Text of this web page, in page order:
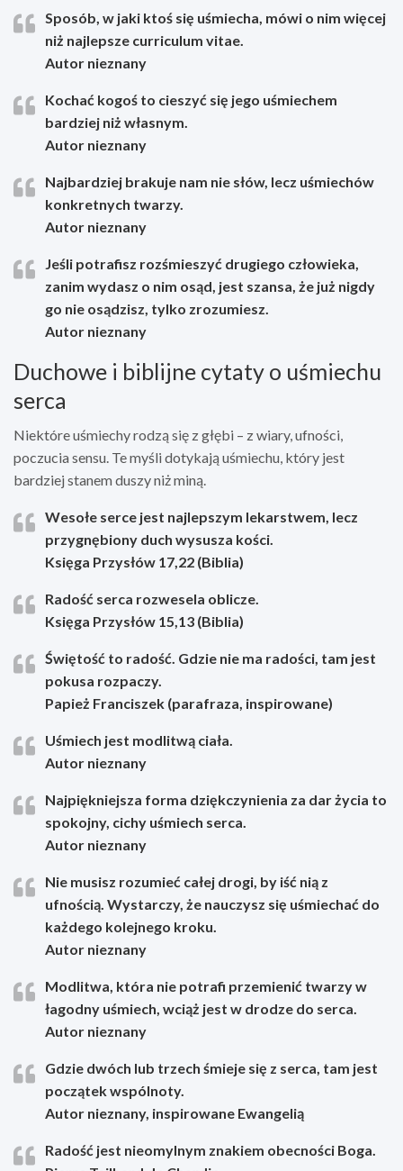
Sposób, w jaki ktoś się uśmiecha, mówi o nim więcej
niż najlepsze curriculum vitae.
Autor nieznany
Kochać kogoś to cieszyć się jego uśmiechem
bardziej niż własnym.
Autor nieznany
Najbardziej brakuje nam nie słów, lecz uśmiechów
konkretnych twarzy.
Autor nieznany
Jeśli potrafisz rozśmieszyć drugiego człowieka,
zanim wydasz o nim osąd, jest szansa, że już nigdy
go nie osądzisz, tylko zrozumiesz.
Autor nieznany
Duchowe i biblijne cytaty o uśmiechu
serca
Niektóre uśmiechy rodzą się z głębi – z wiary, ufności,
poczucia sensu. Te myśli dotykają uśmiechu, który jest
bardziej stanem duszy niż miną.
Wesołe serce jest najlepszym lekarstwem, lecz
przygnębiony duch wysusza kości.
Księga Przysłów 17,22 (Biblia)
Radość serca rozwesela oblicze.
Księga Przysłów 15,13 (Biblia)
Świętość to radość. Gdzie nie ma radości, tam jest
pokusa rozpaczy.
Papież Franciszek (parafraza, inspirowane)
Uśmiech jest modlitwą ciała.
Autor nieznany
Najpiękniejsza forma dziękczynienia za dar życia to
spokojny, cichy uśmiech serca.
Autor nieznany
Nie musisz rozumieć całej drogi, by iść nią z
ufnością. Wystarczy, że nauczysz się uśmiechać do
każdego kolejnego kroku.
Autor nieznany
Modlitwa, która nie potrafi przemienić twarzy w
łagodny uśmiech, wciąż jest w drodze do serca.
Autor nieznany
Gdzie dwóch lub trzech śmieje się z serca, tam jest
początek wspólnoty.
Autor nieznany, inspirowane Ewangelią
Radość jest nieomylnym znakiem obecności Boga.